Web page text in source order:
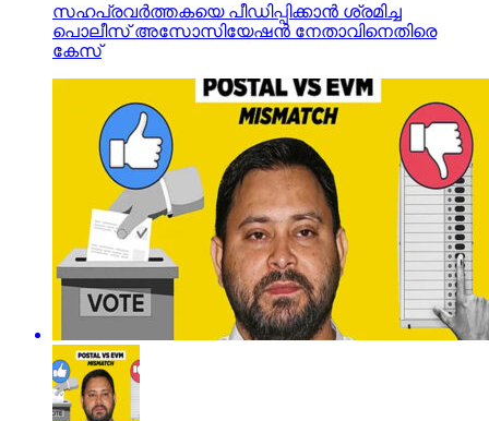
സഹപ്രവര്‍ത്തകയെ പീഡിപ്പിക്കാന്‍ ശ്രമിച്ച
പൊലീസ് അസോസിയേഷന്‍ നേതാവിനെതിരെ
കേസ്